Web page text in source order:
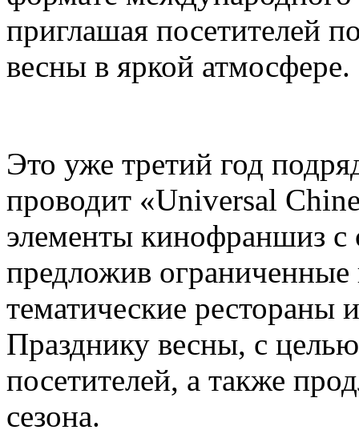
приглашая посетителей
весны в яркой атмосфере.
Это уже третий год
проводит «Universal
элементы кинофраншиз
предложив ограниченные
тематические
Празднику весны, с
посетителей, а также
сезона.